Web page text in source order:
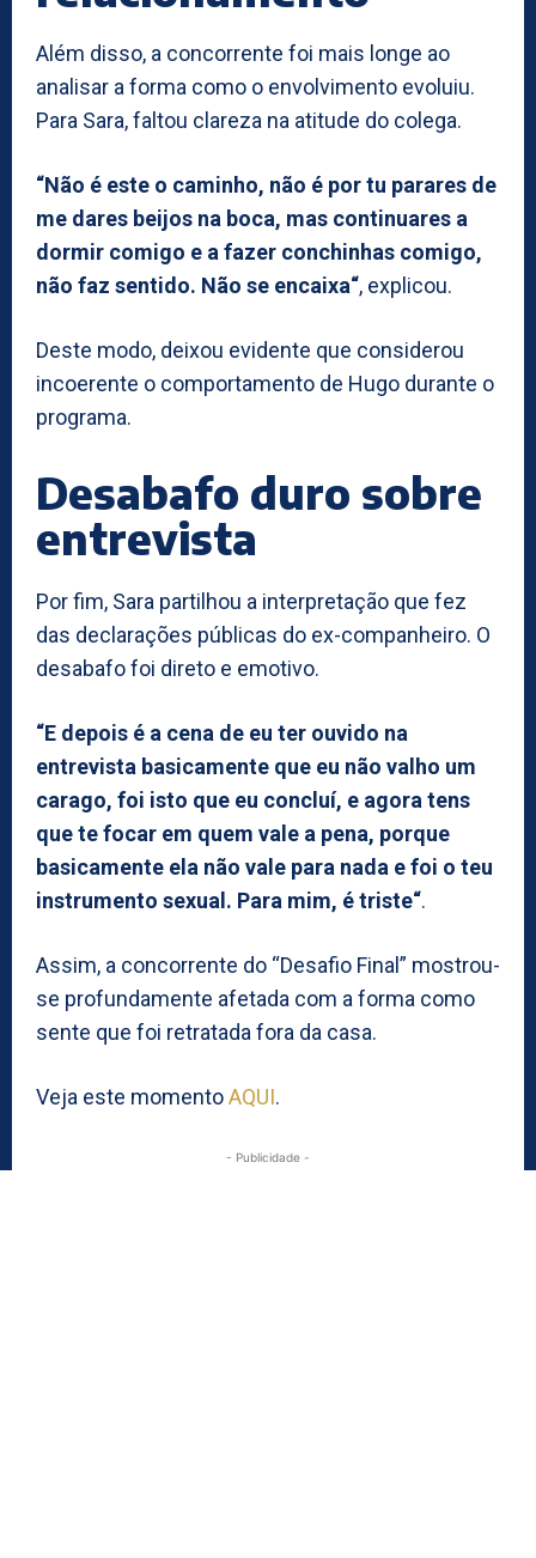
Além disso, a concorrente foi mais longe ao
analisar a forma como o envolvimento evoluiu.
Para Sara, faltou clareza na atitude do colega.
“Não é este o caminho, não é por tu parares de
me dares beijos na boca, mas continuares a
dormir comigo e a fazer conchinhas comigo,
não faz sentido. Não se encaixa“, explicou.
Deste modo, deixou evidente que considerou
incoerente o comportamento de Hugo durante o
programa.
Desabafo duro sobre
entrevista
Por fim, Sara partilhou a interpretação que fez
das declarações públicas do ex-companheiro. O
desabafo foi direto e emotivo.
“E depois é a cena de eu ter ouvido na
entrevista basicamente que eu não valho um
carago, foi isto que eu concluí, e agora tens
que te focar em quem vale a pena, porque
basicamente ela não vale para nada e foi o teu
instrumento sexual. Para mim, é triste“.
Assim, a concorrente do “Desafio Final” mostrou-
se profundamente afetada com a forma como
sente que foi retratada fora da casa.
Veja este momentoAQUI.
- Publicidade -